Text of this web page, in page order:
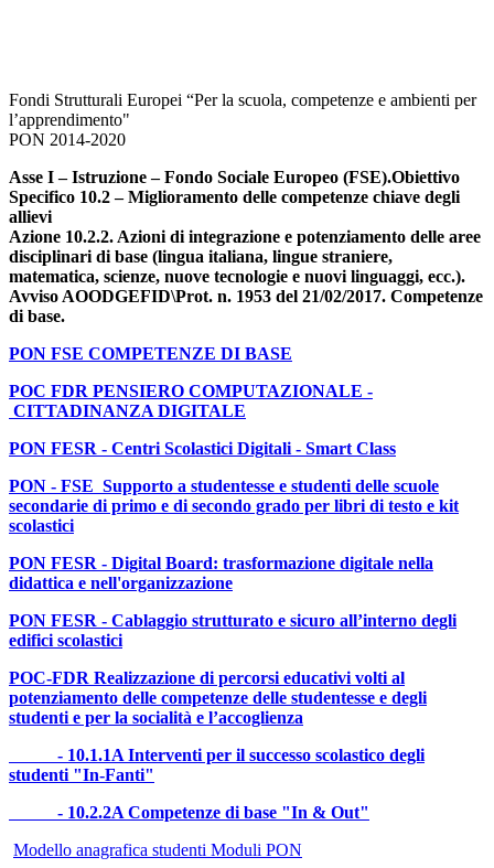
Fondi Strutturali Europei “Per la scuola, competenze e ambienti per
l’apprendimento"
PON 2014-2020
Asse I – Istruzione – Fondo Sociale Europeo (FSE).Obiettivo
Specifico 10.2 – Miglioramento delle competenze chiave degli
allievi
Azione 10.2.2. Azioni di integrazione e potenziamento delle aree
disciplinari di base (lingua italiana, lingue straniere,
matematica, scienze, nuove tecnologie e nuovi linguaggi, ecc.).
Avviso AOODGEFID\Prot. n. 1953 del 21/02/2017. Competenze
di base.
PON FSE COMPETENZE DI BASE
POC FDR PENSIERO COMPUTAZIONALE -
CITTADINANZA DIGITALE
PON FESR - Centri Scolastici Digitali - Smart Class
PON - FSE Supporto a studentesse e studenti delle scuole
secondarie di primo e di secondo grado per libri di testo e kit
scolastici
PON FESR - Digital Board: trasformazione digitale nella
didattica e nell'organizzazione
PON FESR - Cablaggio strutturato e sicuro all’interno degli
edifici scolastici
POC-FDR Realizzazione di percorsi educativi volti al
potenziamento delle competenze delle studentesse e degli
studenti e per la socialità e l’accoglienza
- 10.1.1A Interventi per il successo scolastico degli
studenti "In-Fanti"
- 10.2.2A Competenze di base "In & Out"
Modello anagrafica studenti Moduli PON